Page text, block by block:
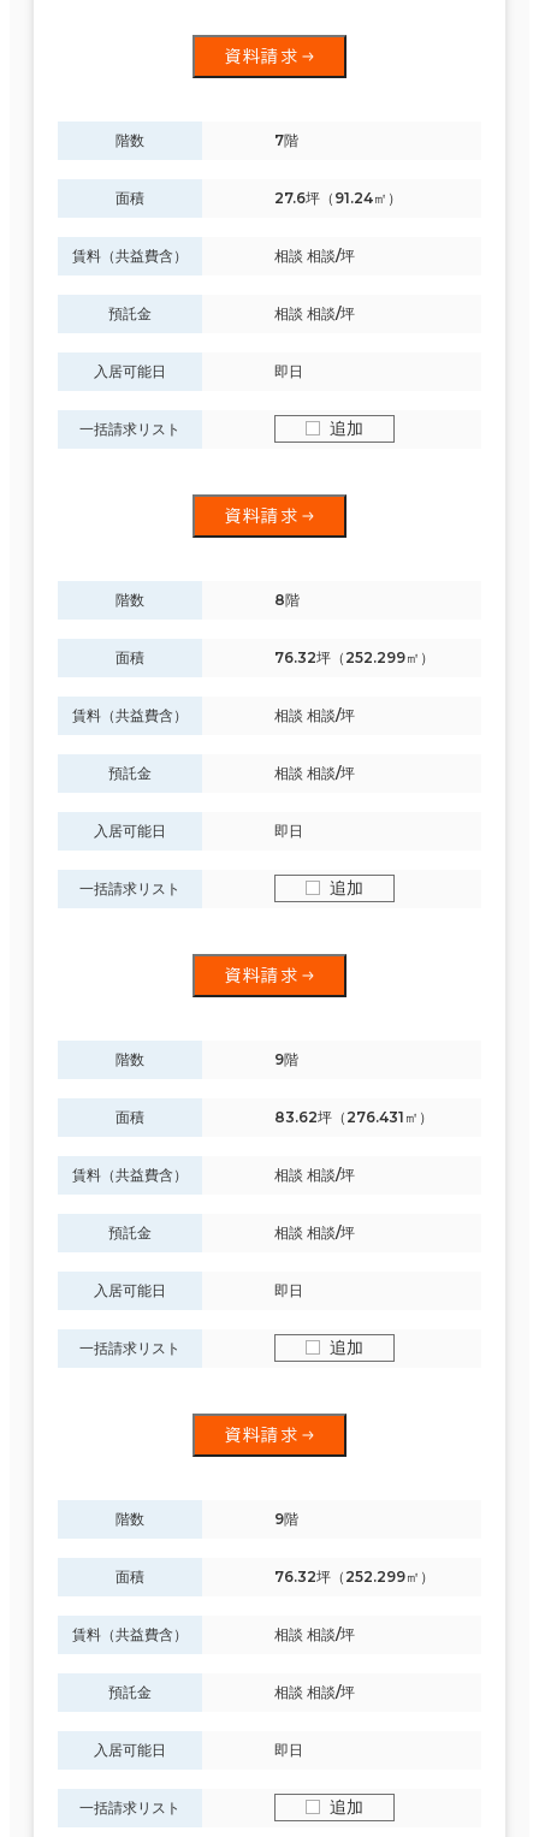
資料請求
階数 7階
面積 27.6坪（91.24㎡）
賃料（共益費含） 相談 相談/坪
預託金 相談 相談/坪
入居可能日 即日
一括請求リスト 追加
資料請求
階数 8階
面積 76.32坪（252.299㎡）
賃料（共益費含） 相談 相談/坪
預託金 相談 相談/坪
入居可能日 即日
一括請求リスト 追加
資料請求
階数 9階
面積 83.62坪（276.431㎡）
賃料（共益費含） 相談 相談/坪
預託金 相談 相談/坪
入居可能日 即日
一括請求リスト 追加
資料請求
階数 9階
面積 76.32坪（252.299㎡）
賃料（共益費含） 相談 相談/坪
預託金 相談 相談/坪
入居可能日 即日
一括請求リスト 追加